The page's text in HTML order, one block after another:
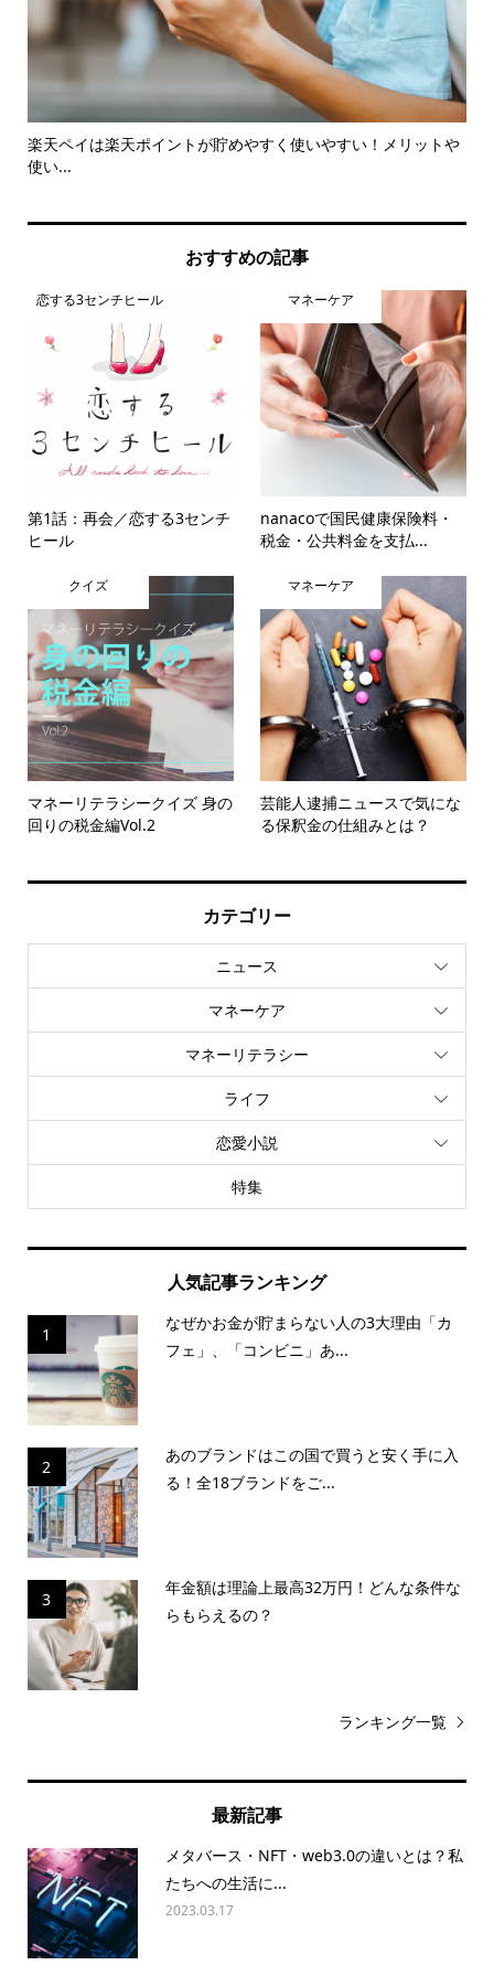
楽天ペイは楽天ポイントが貯めやすく使いやすい！メリットや
使い...
おすすめの記事
恋する3センチヒール
第1話：再会／恋する3センチ
ヒール
マネーケア
nanacoで国民健康保険料・
税金・公共料金を支払...
クイズ
マネーリテラシークイズ 身の
回りの税金編Vol.2
マネーケア
芸能人逮捕ニュースで気にな
る保釈金の仕組みとは？
カテゴリー
ニュース
マネーケア
マネーリテラシー
ライフ
恋愛小説
特集
人気記事ランキング
1
なぜかお金が貯まらない人の3大理由「カ
フェ」、「コンビニ」あ...
2
あのブランドはこの国で買うと安く手に入
る！全18ブランドをご...
3
年金額は理論上最高32万円！どんな条件な
らもらえるの？
ランキング一覧
最新記事
メタバース・NFT・web3.0の違いとは？私
たちへの生活に...
2023.03.17